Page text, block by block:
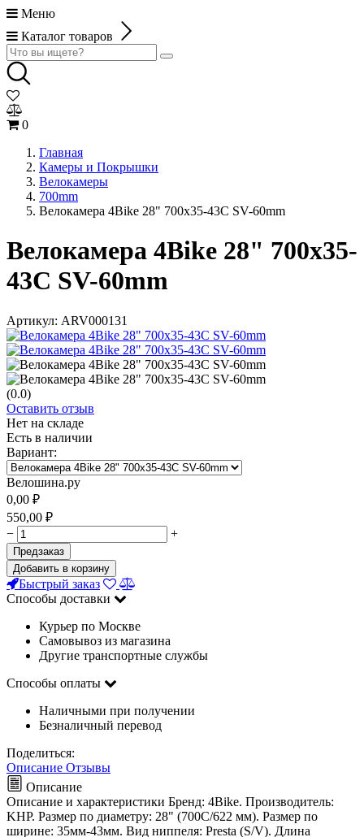
Меню
Каталог товаров
0
Главная
Камеры и Покрышки
Велокамеры
700mm
Велокамера 4Bike 28" 700x35-43C SV-60mm
Велокамера 4Bike 28" 700x35-
43C SV-60mm
Артикул: ARV000131
(0.0)
Оставить отзыв
Нет на складе
Есть в наличии
Вариант:
Велошина.ру
0,00 ₽
550,00 ₽
−
+
Предзаказ
Добавить в корзину
Быстрый заказ
Способы доставки
Курьер по Москве
Самовывоз из магазина
Другие транспортные службы
Способы оплаты
Наличными при получении
Безналичный перевод
Поделиться:
Описание Отзывы
Описание
Описание и характеристики Бренд: 4Bike. Производитель:
KНР. Размер по диаметру: 28" (700C/622 мм). Размер по
ширине: 35мм-43мм. Вид ниппеля: Presta (S/V). Длина